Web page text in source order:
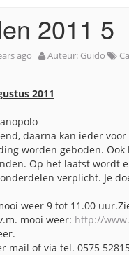
2011 5
ago Auteur: Guido
2011
daarna kan ieder
worden geboden.
Op het laatst wordt
verplicht. Je
weer 9 tot 11.00
mooi weer: http://
mail of via tel. 0575